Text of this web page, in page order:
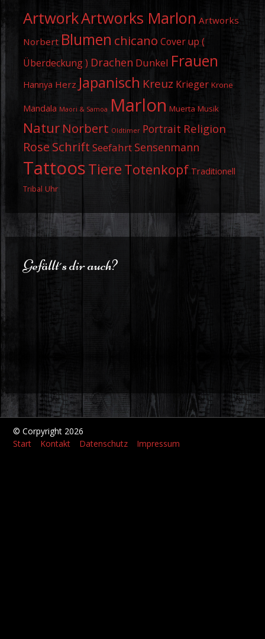
ArtworkArtworks Marlon Artworks
Norbert Blumen chicano Cover up (
Überdeckung ) Drachen Dunkel Frauen
Hannya Herz Japanisch Kreuz Krieger Krone
Mandala Maori & Samoa Marlon Muerta Musik
Natur Norbert Oldtimer Portrait Religion
Rose Schrift Seefahrt Sensenmann
TattoosTiere Totenkopf Traditionell
Tribal Uhr
Gefällt´s dir auch?
© Corpyright 2026
Start
Kontakt Datenschutz Impressum